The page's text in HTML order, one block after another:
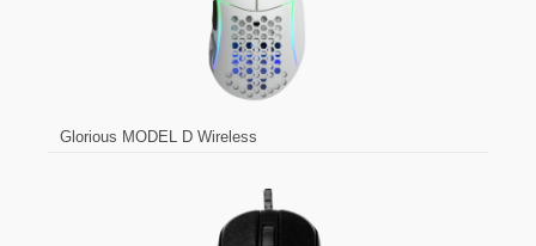
Glorious MODEL D Wireless